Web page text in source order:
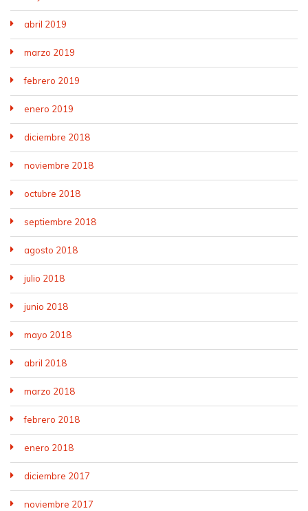
abril 2019
marzo 2019
febrero 2019
enero 2019
diciembre 2018
noviembre 2018
octubre 2018
septiembre 2018
agosto 2018
julio 2018
junio 2018
mayo 2018
abril 2018
marzo 2018
febrero 2018
enero 2018
diciembre 2017
noviembre 2017